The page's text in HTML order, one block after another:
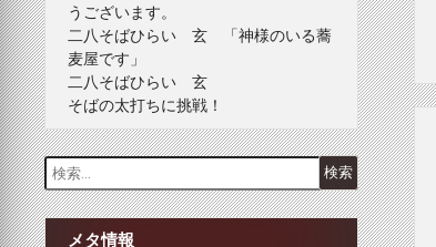
うございます。
二八そばひらい 玄 「神様のいる蕎
麦屋です」
二八そばひらい 玄
そばの太打ちに挑戦！
検
索:
メタ情報